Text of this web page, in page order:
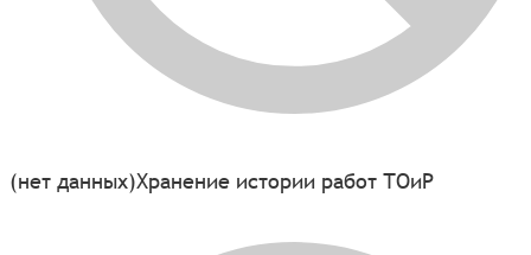
(нет данных)Хранение истории работ ТОиР